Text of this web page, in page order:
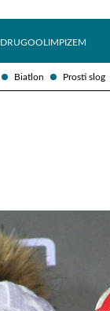
Biatlon Prosti slog
DRUGOOLIMPIZEM